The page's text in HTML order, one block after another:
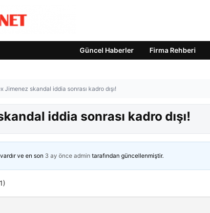
Güncel Haberler Firma Rehberi
Jimenez skandal iddia sonrası kadro dışı!
iddia sonrası kadro dışı!
ve en son 3 ay önce admin tarafından güncellenmiştir.